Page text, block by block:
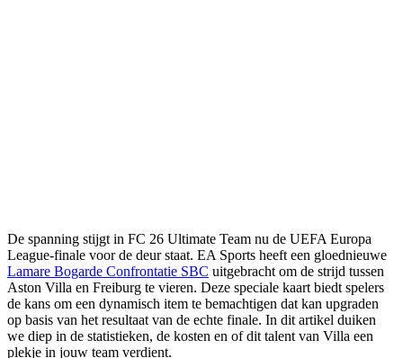
De spanning stijgt in FC 26 Ultimate Team nu de UEFA Europa
League-finale voor de deur staat. EA Sports heeft een gloednieuwe
Lamare Bogarde Confrontatie SBC uitgebracht om de strijd tussen
Aston Villa en Freiburg te vieren. Deze speciale kaart biedt spelers
de kans om een dynamisch item te bemachtigen dat kan upgraden
op basis van het resultaat van de echte finale. In dit artikel duiken
we diep in de statistieken, de kosten en of dit talent van Villa een
plekje in jouw team verdient.